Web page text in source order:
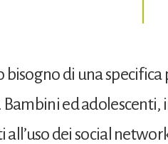
bisogno di una
ed
all’uso dei social